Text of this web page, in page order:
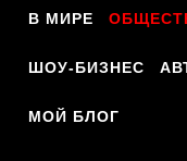
В МИРЕ
ШОУ-БИЗНЕС
МОЙ БЛОГ